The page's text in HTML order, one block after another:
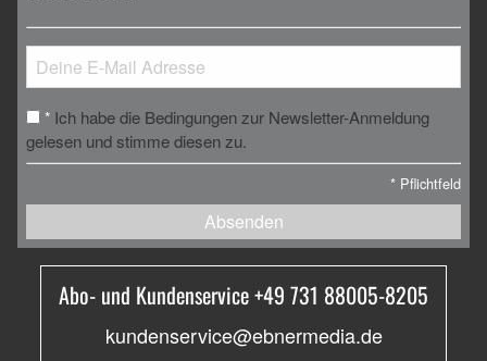
* Ich habe die Bedingungen zur Newsletter-Anmeldung
gelesen und stimme diesen zu.
* Pflichtfeld
Absenden
Abo- und Kundenservice +49 731 88005-8205
kundenservice@ebnermedia.de